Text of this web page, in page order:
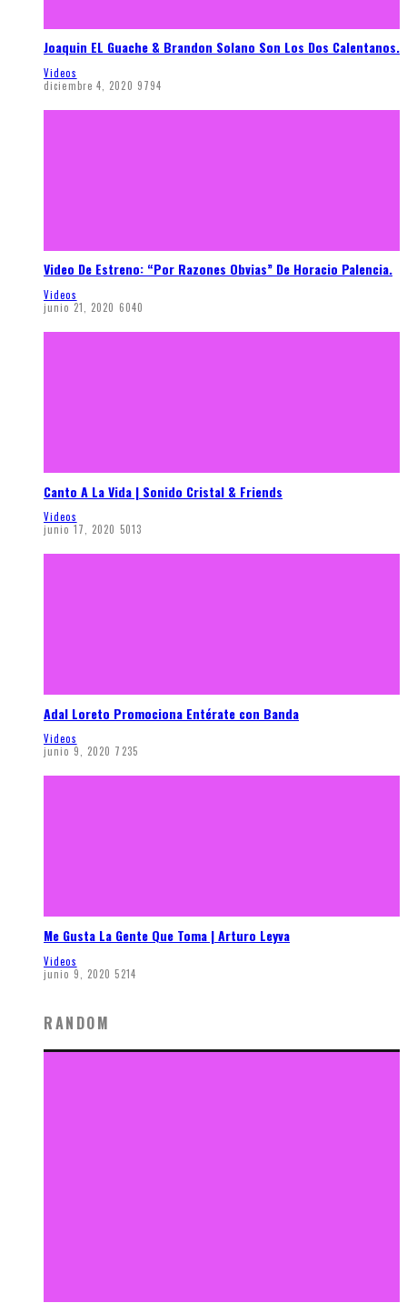
Joaquin EL Guache & Brandon Solano Son Los Dos Calentanos.
Videos
diciembre 4, 2020 9794
Video De Estreno: “Por Razones Obvias” De Horacio Palencia.
Videos
junio 21, 2020 6040
Canto A La Vida | Sonido Cristal & Friends
Videos
junio 17, 2020 5013
Adal Loreto Promociona Entérate con Banda
Videos
junio 9, 2020 7235
Me Gusta La Gente Que Toma | Arturo Leyva
Videos
junio 9, 2020 5214
RANDOM